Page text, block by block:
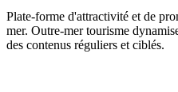
Plate-forme d'attractivité et de
mer. Outre-mer tourisme
des contenus réguliers et ciblés.